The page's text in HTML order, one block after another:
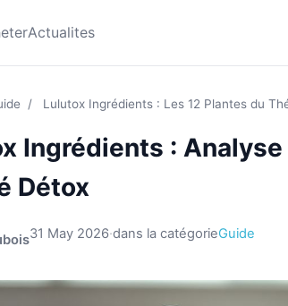
Actualites
/ Lulutox Ingrédients : Les 12 Plantes du
Ingrédients :
Détox
31 May 2026·dans la catégorieGuide